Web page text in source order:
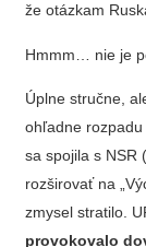
že otázkam
Hmmm… nie je
Úplne stručne,
ohľadne rozpadu
sa spojila s NSR
rozširovať na
zmysel stratilo.
provokovalo